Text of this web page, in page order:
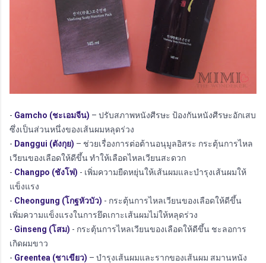
- Gamcho (ชะเอมจีน) – ปรับสภาพหนังศีรษะ ป้องกันหนังศีรษะอักเสบ
ซึ่งเป็นส่วนหนึ่งของเส้นผมหลุดร่วง
- Danggui (ตังกุย) – ช่วยเรื่องการต่อต้านอนุมูลอิสระ กระตุ้นการไหล
เวียนของเลือดให้ดีขึ้น ทำให้เลือดไหลเวียนสะดวก
- Changpo (ชังโพ่) - เพิ่มความยืดหยุ่นให้เส้นผมและบำรุงเส้นผมให้
แข็งแรง
- Cheongung (โกฐหัวบัว) - กระตุ้นการไหลเวียนของเลือดให้ดีขึ้น
เพิ่มความแข็งแรงในการยึดเกาะเส้นผมไม่ให้หลุดร่วง
- Ginseng (โสม) - กระตุ้นการไหลเวียนของเลือดให้ดีขึ้น ชะลอการ
เกิดผมขาว
- Greentea (ชาเขียว) – บำรุงเส้นผมและรากของเส้นผม สมานหนัง